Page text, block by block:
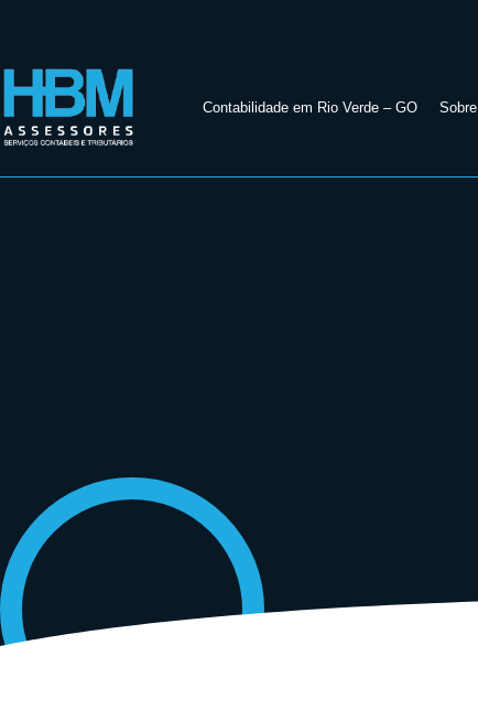
Contabilidade em Rio Verde – GO Sobre